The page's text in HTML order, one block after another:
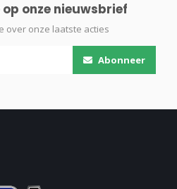
onze nieuwsbrief
over onze laatste acties
Abonneer